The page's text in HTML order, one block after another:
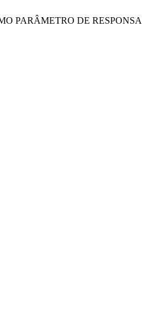
PARÂMETRO DE